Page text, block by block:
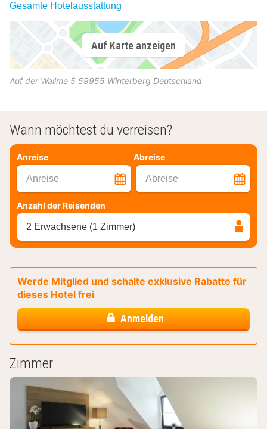
Gesamte Hotelausstattung
Auf Karte anzeigen
Auf der Wallme 5 59955 Winterberg Deutschland
Wann möchtest du verreisen?
Anreise Abreise
Anreise Abreise
Anzahl der Reisenden
2 Erwachsene (1 Zimmer)
Werde Mitglied und schalte exklusive Rabatte für
dieses Hotel frei
Anmelden
Zimmer